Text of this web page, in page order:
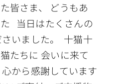
皆さま、 どうもあ
当日はたくさんの
いました。 十猫十
たちに 会いに来て
から感謝しています